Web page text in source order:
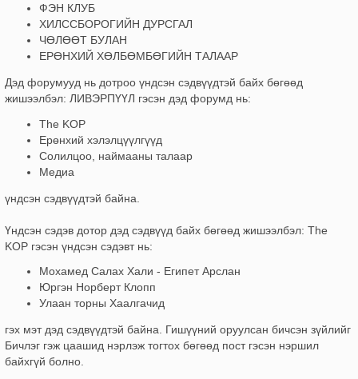
ФЭН КЛУБ
ХИЛССБОРОГИЙН ДУРСГАЛ
ЧӨЛӨӨТ БУЛАН
ЕРӨНХИЙ ХӨЛБӨМБӨГИЙН ТАЛААР
Дэд форумууд нь дотроо үндсэн сэдвүүдтэй байх бөгөөд
жишээлбэл: ЛИВЭРПҮҮЛ гэсэн дэд форумд нь:
The KOP
Ерөнхий хэлэлцүүлгүүд
Солилцоо, наймааны талаар
Медиа
үндсэн сэдвүүдтэй байна.
Үндсэн сэдэв дотор дэд сэдвүүд байх бөгөөд жишээлбэл: The
KOP гэсэн үндсэн сэдэвт нь:
Мохамед Салах Хали - Египет Арслан
Юргэн Норберт Клопп
Улаан торны Хаалгачид
гэх мэт дэд сэдвүүдтэй байна. Гишүүний оруулсан бичсэн зүйлийг
Бичлэг гэж цаашид нэрлэж тогтох бөгөөд пост гэсэн нэршил
байхгүй болно.